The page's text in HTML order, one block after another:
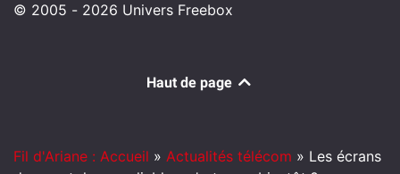
© 2005 - 2026 Univers Freebox
Haut de page
Fil d'Ariane : Accueil » Actualités télécom » Les écrans